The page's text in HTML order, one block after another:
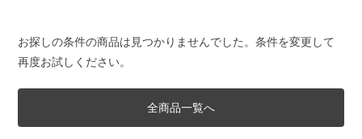
お探しの条件の商品は見つかりませんでした。条件を変更して
再度お試しください。
全商品一覧へ